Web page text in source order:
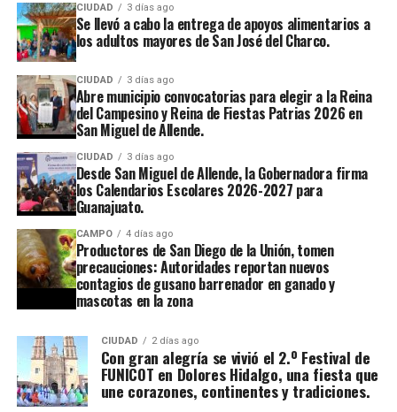
CIUDAD 3 días ago
Se llevó a cabo la entrega de apoyos alimentarios a
los adultos mayores de San José del Charco.
CIUDAD 3 días ago
Abre municipio convocatorias para elegir a la Reina
del Campesino y Reina de Fiestas Patrias 2026 en
San Miguel de Allende.
CIUDAD 3 días ago
Desde San Miguel de Allende, la Gobernadora firma
los Calendarios Escolares 2026-2027 para
Guanajuato.
CAMPO 4 días ago
Productores de San Diego de la Unión, tomen
precauciones: Autoridades reportan nuevos
contagios de gusano barrenador en ganado y
mascotas en la zona
CIUDAD 2 días ago
Con gran alegría se vivió el 2.º Festival de
FUNICOT en Dolores Hidalgo, una fiesta que
une corazones, continentes y tradiciones.